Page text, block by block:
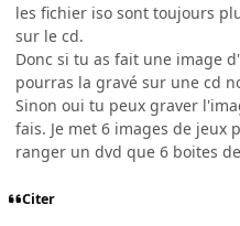
les fichier iso sont toujours
sur le cd.
Donc si tu as fait une image
pourras la gravé sur une cd
Sinon oui tu peux graver
fais. Je met 6 images de jeux
ranger un dvd que 6 boites
Citer